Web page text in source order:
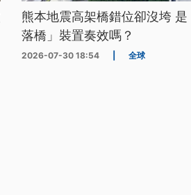
熊本地震高架橋錯位卻沒垮 是
落橋」裝置奏效嗎？
2026-07-30 18:54 全球